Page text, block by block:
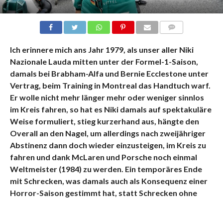
Ich erinnere mich ans Jahr 1979, als unser aller Niki
Nazionale Lauda mitten unter der Formel-1-Saison,
damals bei Brabham-Alfa und Bernie Ecclestone unter
Vertrag, beim Training in Montreal das Handtuch warf.
Er wolle nicht mehr länger mehr oder weniger sinnlos
im Kreis fahren, so hat es Niki damals auf spektakuläre
Weise formuliert, stieg kurzerhand aus, hängte den
Overall an den Nagel, um allerdings nach zweijähriger
Abstinenz dann doch wieder einzusteigen, im Kreis zu
fahren und dank McLaren und Porsche noch einmal
Weltmeister (1984) zu werden. Ein temporäres Ende
mit Schrecken, was damals auch als Konsequenz einer
Horror-Saison gestimmt hat, statt Schrecken ohne